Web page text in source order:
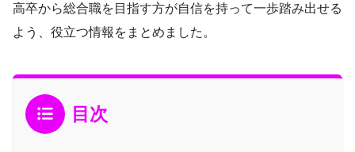
高卒から総合職を目指す方が自信を持って一歩踏み出せる
よう、役立つ情報をまとめました。
目次